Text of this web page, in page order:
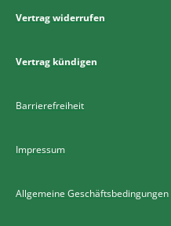
Vertrag widerrufen
Vertrag kündigen
Barrierefreiheit
Impressum
Allgemeine Geschäftsbedingungen